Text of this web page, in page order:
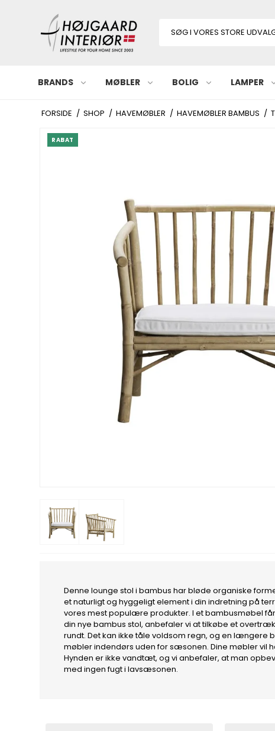
BRANDS MØBLER BOLIG LAMPER
FORSIDE / SHOP / HAVEMØBLER / HAVEMØBLER BAMBUS /
RABAT
Denne lounge stol i bambus har bløde organiske
et naturligt og hyggeligt element i din indretning på
vores mest populære produkter. I et bambusmøbel
din nye bambus stol, anbefaler vi at tilkøbe et
rundt. Det kan ikke tåle voldsom regn, og en længere
møbler indendørs uden for sæsonen. Dine møbler vil
Hynden er ikke vandtæt, og vi anbefaler, at man
med ingen fugt i lavsæsonen.